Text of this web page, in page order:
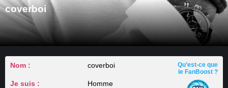
coverboi
Nom : coverboi
Je suis : Homme
Qu’est-ce que
le FanBoost ?